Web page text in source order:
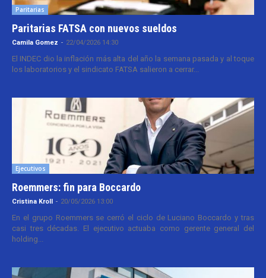
Paritarias
Paritarias FATSA con nuevos sueldos
Camila Gomez - 22/04/2026 14:30
El INDEC dio la inflación más alta del año la semana pasada y al toque
los laboratorios y el sindicato FATSA salieron a cerrar...
Ejecutivos
Roemmers: fin para Boccardo
Cristina Kroll - 20/05/2026 13:00
En el grupo Roemmers se cerró el ciclo de Luciano Boccardo y tras
casi tres décadas. El ejecutivo actuaba como gerente general del
holding...